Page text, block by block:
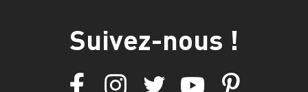
Suivez-nous !